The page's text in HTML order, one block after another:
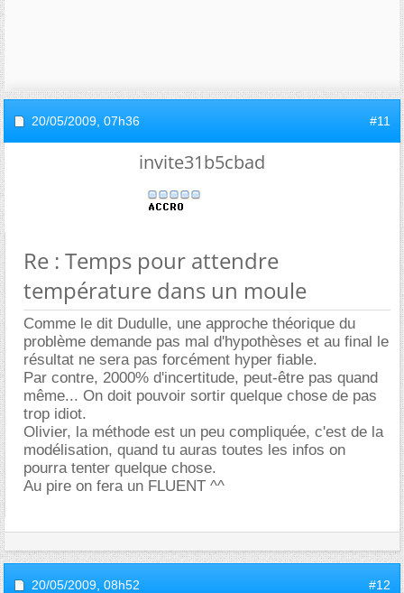
20/05/2009, 07h36 #11
invite31b5cbad
Re : Temps pour attendre
température dans un moule
Comme le dit Dudulle, une approche théorique du
problème demande pas mal d'hypothèses et au final le
résultat ne sera pas forcément hyper fiable.
Par contre, 2000% d'incertitude, peut-être pas quand
même... On doit pouvoir sortir quelque chose de pas
trop idiot.
Olivier, la méthode est un peu compliquée, c'est de la
modélisation, quand tu auras toutes les infos on
pourra tenter quelque chose.
Au pire on fera un FLUENT ^^
20/05/2009, 08h52 #12